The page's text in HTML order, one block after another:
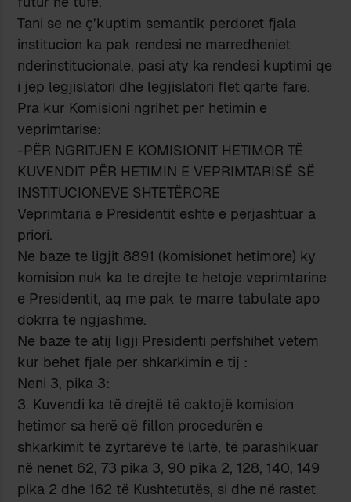
Tani se ne ç’kuptim semantik perdoret fjala
institucion ka pak rendesi ne marredheniet
nderinstitucionale, pasi aty ka rendesi kuptimi qe
i jep legjislatori dhe legjislatori flet qarte fare.
Pra kur Komisioni ngrihet per hetimin e
veprimtarise:
-PËR NGRITJEN E KOMISIONIT HETIMOR TË
KUVENDIT PËR HETIMIN E VEPRIMTARISË SË
INSTITUCIONEVE SHTETËRORE
Veprimtaria e Presidentit eshte e perjashtuar a
priori.
Ne baze te ligjit 8891 (komisionet hetimore) ky
komision nuk ka te drejte te hetoje veprimtarine
e Presidentit, aq me pak te marre tabulate apo
dokrra te ngjashme.
Ne baze te atij ligji Presidenti perfshihet vetem
kur behet fjale per shkarkimin e tij :
Neni 3, pika 3:
3. Kuvendi ka të drejtë të caktojë komision
hetimor sa herë që fillon procedurën e
shkarkimit të zyrtarëve të lartë, të parashikuar
në nenet 62, 73 pika 3, 90 pika 2, 128, 140, 149
pika 2 dhe 162 të Kushtetutës, si dhe në rastet